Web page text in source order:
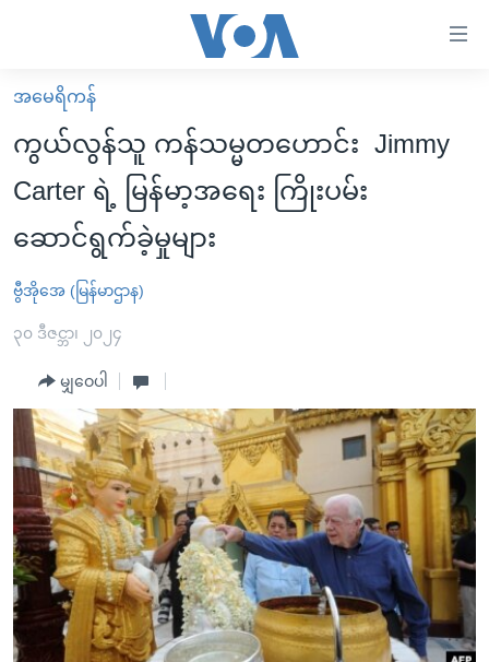
လွယ်ကူ
စေ
သည့်
များ
ပင်မ
သို့
ကျော်
ကြည့်
ပင်မ
ညွန်း
စာမျက်နှာ
သို့
ကျော်
ကြည့်
မူလစာမျက်နှာ
မြန်မာ
ကမ္ဘာ့သတင်းများ
နိုင်ငံတကာ
အစ္စရေး-ပါလက်စတိုင်း
ဗွီဒီယို
အင်္ဂလိပ်စာလေ့လာမယ်
အမေရိကန်သုံးအီဒီယံ
မကြေးမုံရဲ့ အင်္ဂလိပ်စာ
ရုပ်ရှင်ထဲက အင်္ဂလိပ်စာ
သုတပဒေသာ အင်္ဂလိပ်စာ
အပတ်စဉ်ကဏ္ဍများ
ရေဒီယို
တီဗွီ
ရေဒီယိုနှင့်ရုပ်သံ အချက်အလက်များ
ရေဒီယို/တီဗွီအစီအစဉ်
Learning English
ဗွီအိုအေ လူမှုကွန်ယက်များ
အမေရိကန်
ကွယ်လွန်သူ ကန်သမ္မတဟောင်း Jimmy
Carter ရဲ့ မြန်မာ့အရေး ကြိုးပမ်း
ဆောင်ရွက်ခဲ့မှုများ
ဗွီအိုအေ (မြန်မာဌာန)
၃၀ ဒီဇင္ဘာ၊ ၂၀၂၄
မျှဝေပါ